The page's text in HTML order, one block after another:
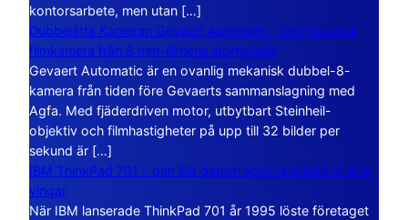
kontorsarbete, men utan […]
Dubbelåtta Kameran Gevaert Automatic – en mekanisk
filmkamera från 8 mm-filmens storhetstid
Gevaert Automatic är en ovanlig mekanisk dubbel-8-
kamera från tiden före Gevaerts sammanslagning med
Agfa. Med fjäderdriven motor, utbytbart Steinheil-
objektiv och filmhastigheter på upp till 32 bilder per
sekund är […]
IBM ThinkPad 701 – den lilla datorn som vecklade ut sina
vingar
När IBM lanserade ThinkPad 701 år 1995 löste företaget